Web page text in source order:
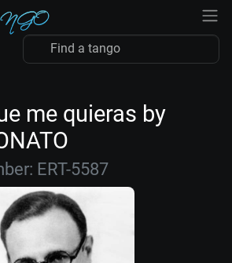
me quieras by
ERT-5587